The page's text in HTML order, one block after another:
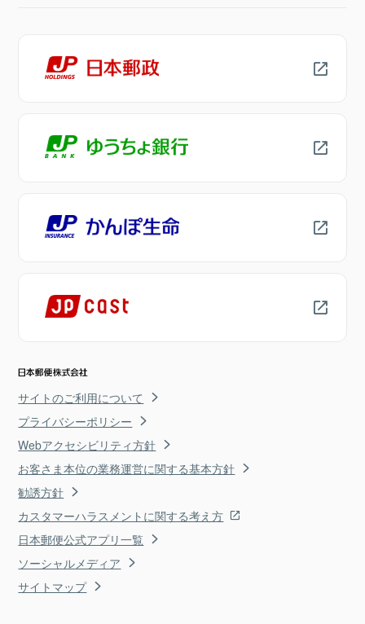
サイトのご利用について
プライバシーポリシー
Webアクセシビリティ方針
お客さま本位の業務運営に関する基本方針
勧誘方針
カスタマーハラスメントに関する考え方
日本郵便公式アプリ一覧
ソーシャルメディア
サイトマップ